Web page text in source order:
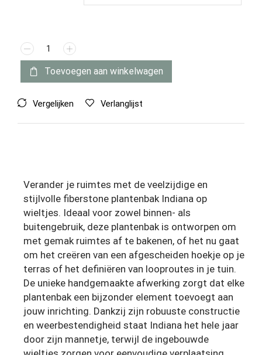
Toevoegen aan winkelwagen
Vergelijken Verlanglijst
Verander je ruimtes met de veelzijdige en
stijlvolle fiberstone plantenbak Indiana op
wieltjes. Ideaal voor zowel binnen- als
buitengebruik, deze plantenbak is ontworpen om
met gemak ruimtes af te bakenen, of het nu gaat
om het creëren van een afgescheiden hoekje op je
terras of het definiëren van looproutes in je tuin.
De unieke handgemaakte afwerking zorgt dat elke
plantenbak een bijzonder element toevoegt aan
jouw inrichting. Dankzij zijn robuuste constructie
en weerbestendigheid staat Indiana het hele jaar
door zijn mannetje, terwijl de ingebouwde